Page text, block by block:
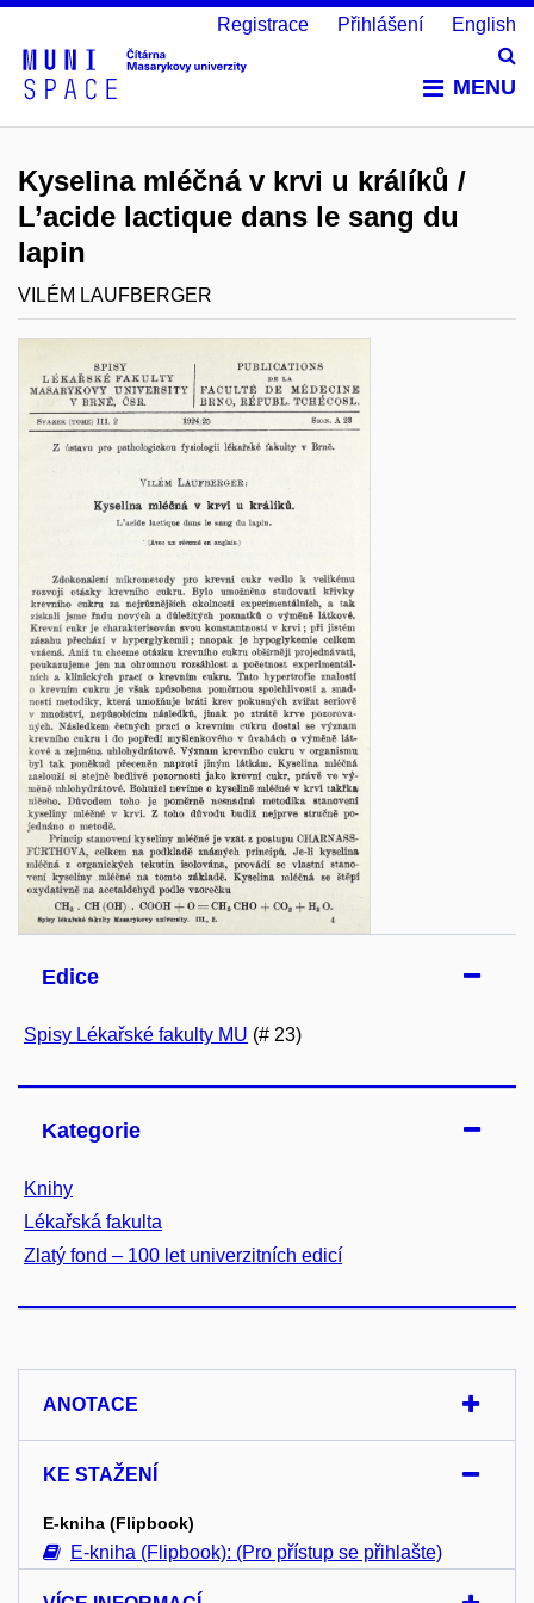
MENU
Registrace Přihlášení English
Kyselina mléčná v krvi u králíků /
L’acide lactique dans le sang du
lapin
VILÉM LAUFBERGER
Edice
Spisy Lékařské fakulty MU (# 23)
Kategorie
Knihy
Lékařská fakulta
Zlatý fond – 100 let univerzitních edicí
ANOTACE
KE STAŽENÍ
E-kniha (Flipbook)
E-kniha (Flipbook): (Pro přístup se přihlašte)